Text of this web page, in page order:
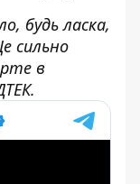
будь ласка,
сильно
в